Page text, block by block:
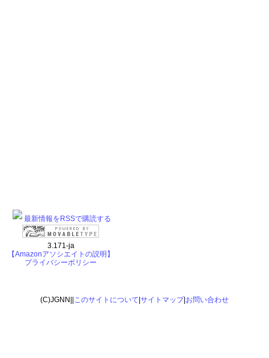
最新情報をRSSで購読する
3.171-ja
【Amazonアソシエイトの説明】
プライバシーポリシー
(C)JGNN|| このサイトについて サイトマップ| お問い合わせ